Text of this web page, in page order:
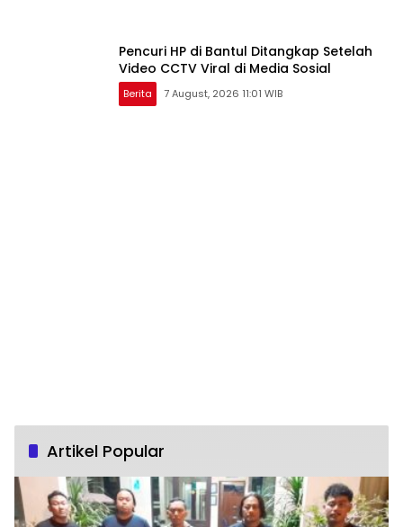
Pencuri HP di Bantul Ditangkap Setelah
Video CCTV Viral di Media Sosial
Berita 7 August, 2026 11:01 WIB
Artikel Popular